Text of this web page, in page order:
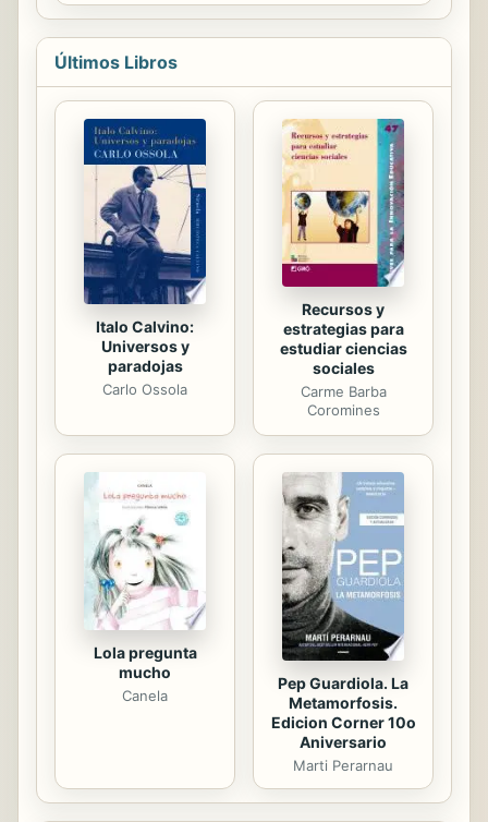
Abrumada por el miedo, Katherine se
retiró de la escena y su voz atravesó
el aire con un grito desesperado
pidiendo ayuda.
Últimos Libros
Italo Calvino:
Universos y
paradojas
Carlo Ossola
Recursos y
estrategias para
estudiar ciencias
sociales
Carme Barba
Coromines
Lola pregunta
mucho
Canela
Pep Guardiola. La
Metamorfosis.
Edicion Corner 10o
Aniversario
Marti Perarnau